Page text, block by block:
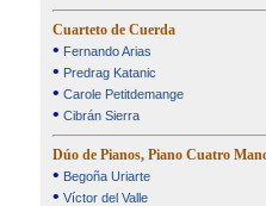
Cuarteto de Cuerda
• Fernando Arias
• Predrag Katanic
• Carole Petitdemange
• Cibrán Sierra
Dúo de Pianos, Piano Cuatro
• Begoña Uriarte
• Víctor del Valle